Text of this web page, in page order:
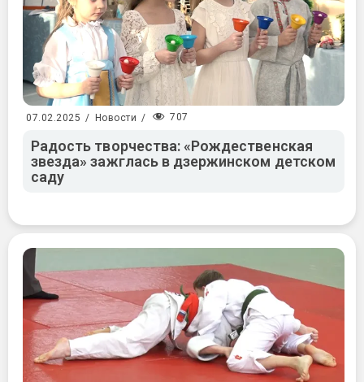
07.02.2025 / Новости / 707
Радость творчества: «Рождественская
звезда» зажглась в дзержинском детском
саду